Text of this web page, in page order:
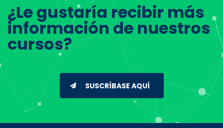
¿Le gustaría recibir más
información de nuestros
cursos?
SUSCRÍBASE AQUÍ